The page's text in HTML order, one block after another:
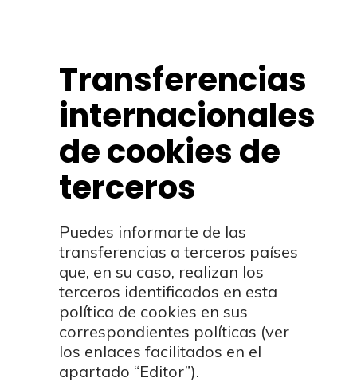
Transferencias
internacionales
de cookies de
terceros
Puedes informarte de las
transferencias a terceros países
que, en su caso, realizan los
terceros identificados en esta
política de cookies en sus
correspondientes políticas (ver
los enlaces facilitados en el
apartado “Editor”).